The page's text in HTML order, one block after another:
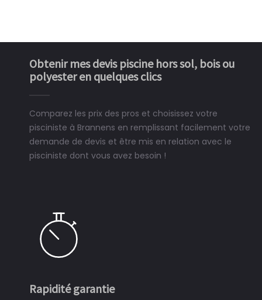
Obtenir mes devis piscine hors sol, bois ou
polyester en quelques clics
Comparez les prix des pros et choisissez votre
pisciniste à Brannens en remplissant facilement votre
demande de devis et être mis en relation avec le
pisciniste dont vous avez besoin !
Rapidité garantie